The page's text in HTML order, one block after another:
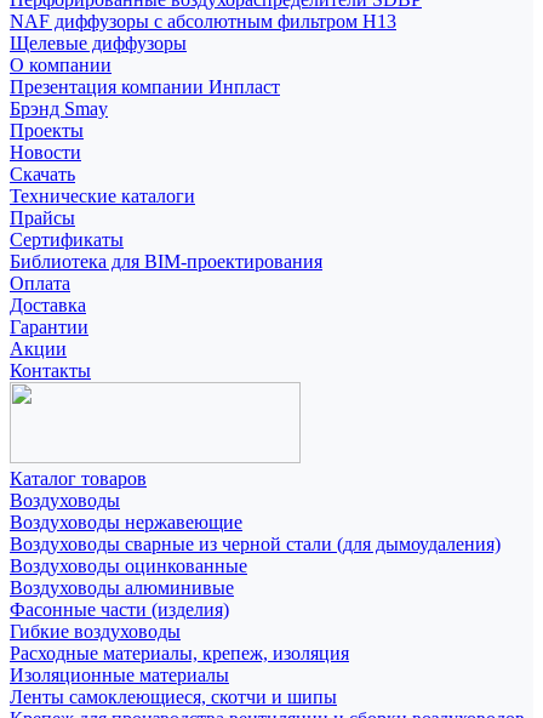
NAF диффузоры с абсолютным фильтром Н13
Щелевые диффузоры
О компании
Презентация компании Инпласт
Брэнд Smay
Проекты
Новости
Скачать
Технические каталоги
Прайсы
Сертификаты
Библиотека для BIM-проектирования
Оплата
Доставка
Гарантии
Акции
Контакты
Каталог товаров
Воздуховоды
Воздуховоды нержавеющие
Воздуховоды сварные из черной стали (для дымоудаления)
Воздуховоды оцинкованные
Воздуховоды алюминивые
Фасонные части (изделия)
Гибкие воздуховоды
Расходные материалы, крепеж, изоляция
Изоляционные материалы
Ленты самоклеющиеся, скотчи и шипы